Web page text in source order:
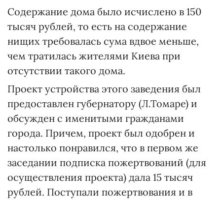
Содержание дома было исчислено в 150
тысяч рублей, то есть на содержание
нищих требовалась сума вдвое меньше,
чем тратилась жителями Киева при
отсутствии такого дома.
Проект устройства этого заведения был
предоставлен губернатору (Л.Томаре) и
обсужден с именитыми гражданами
города. Причем, проект был одобрен и
настолько понравился, что в первом же
заседании подписка пожертвований (для
осуществления проекта) дала 15 тысяч
рублей. Поступали пожертвования и в